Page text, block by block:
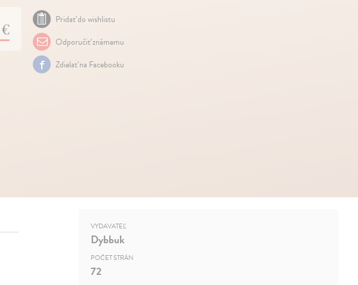
Pridať do wishlistu
Odporučiť známemu
Zdielať na Facebooku
VYDAVATEĽ
Dybbuk
POČET STRÁN
72